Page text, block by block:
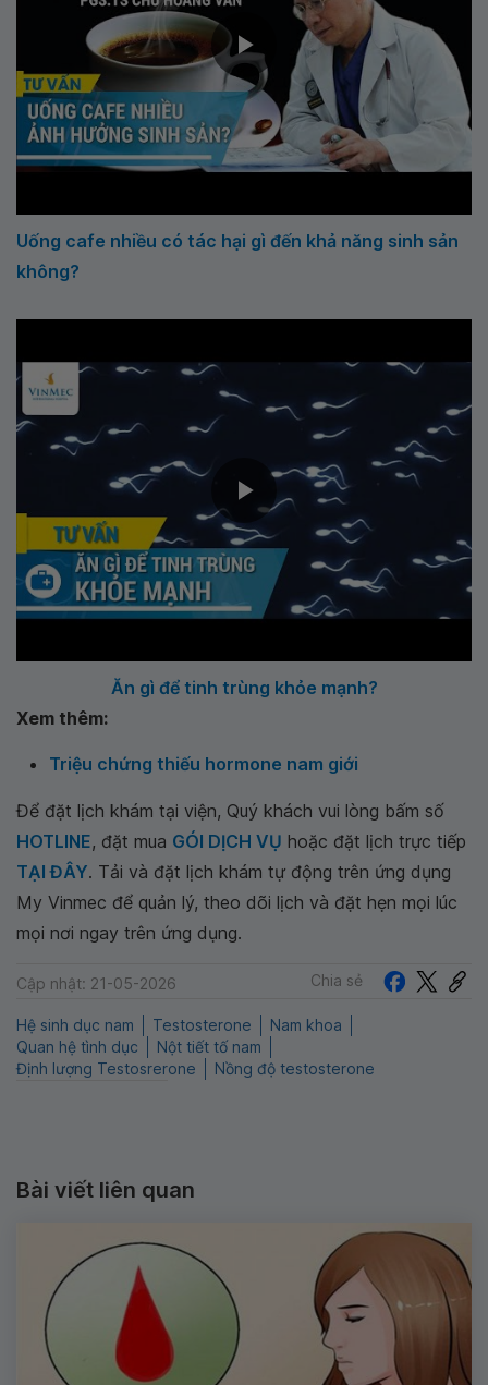
Uống cafe nhiều có tác hại gì đến khả năng sinh sản
không?
Ăn gì để tinh trùng khỏe mạnh?
Xem thêm:
Triệu chứng thiếu hormone nam giới
Để đặt lịch khám tại viện, Quý khách vui lòng bấm số
HOTLINE, đặt mua GÓI DỊCH VỤ hoặc đặt lịch trực tiếp
TẠI ĐÂY. Tải và đặt lịch khám tự động trên ứng dụng
My Vinmec để quản lý, theo dõi lịch và đặt hẹn mọi lúc
mọi nơi ngay trên ứng dụng.
Cập nhật: 21-05-2026 Chia sẻ
Hệ sinh dục nam Testosterone
Nam khoa
Quan hệ tình dục
Nột tiết tố nam
Định lượng Testosrerone
Nồng độ testosterone
Bài viết liên quan